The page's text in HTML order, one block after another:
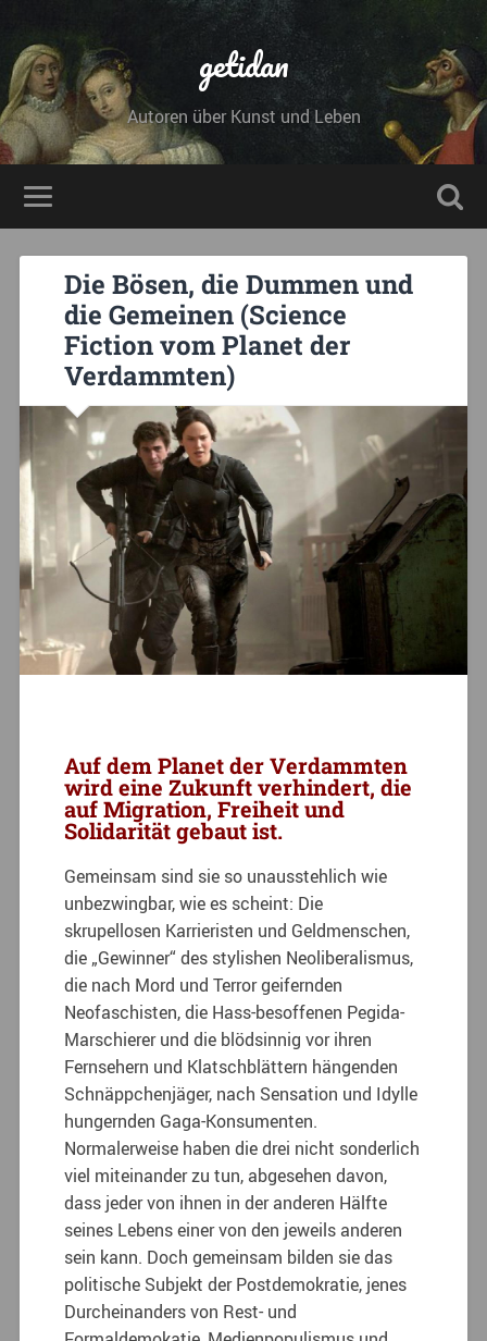
getidan
Autoren über Kunst und Leben
Die Bösen, die Dummen und
die Gemeinen (Science
Fiction vom Planet der
Verdammten)
Auf dem Planet der Verdammten
wird eine Zukunft verhindert, die
auf Migration, Freiheit und
Solidarität gebaut ist.
Gemeinsam sind sie so unausstehlich wie
unbezwingbar, wie es scheint: Die
skrupellosen Karrieristen und Geldmenschen,
die „Gewinner“ des stylishen Neoliberalismus,
die nach Mord und Terror geifernden
Neofaschisten, die Hass-besoffenen Pegida-
Marschierer und die blödsinnig vor ihren
Fernsehern und Klatschblättern hängenden
Schnäppchenjäger, nach Sensation und Idylle
hungernden Gaga-Konsumenten.
Normalerweise haben die drei nicht sonderlich
viel miteinander zu tun, abgesehen davon,
dass jeder von ihnen in der anderen Hälfte
seines Lebens einer von den jeweils anderen
sein kann. Doch gemeinsam bilden sie das
politische Subjekt der Postdemokratie, jenes
Durcheinanders von Rest- und